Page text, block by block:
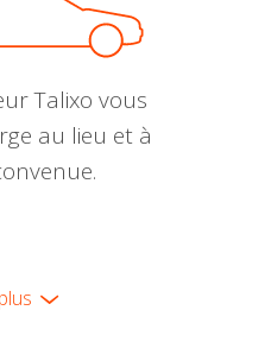
Talixo vous
au lieu et à